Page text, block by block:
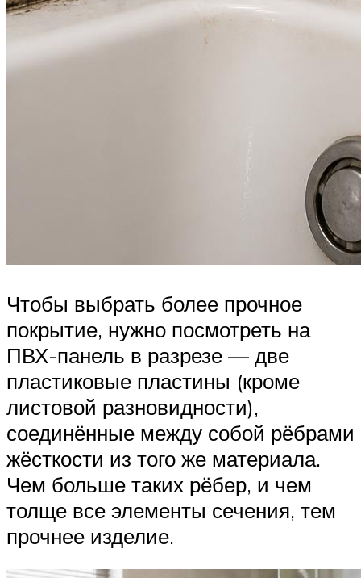
Чтобы выбрать более прочное
покрытие, нужно посмотреть на
ПВХ-панель в разрезе — две
пластиковые пластины (кроме
листовой разновидности),
соединённые между собой рёбрами
жёсткости из того же материала.
Чем больше таких рёбер, и чем
толще все элементы сечения, тем
прочнее изделие.